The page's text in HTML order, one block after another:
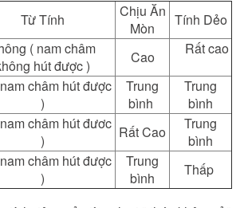
Từ Tính
Chịu Ăn
Mòn
Tính Dẻo
( nam châm
hút được )
Cao Rất cao
châm hút được
)
Trung
bình
Trung
bình
châm hút đươc
)
Rất Cao
Trung
bình
châm hút được
)
Trung
bình
Thấp